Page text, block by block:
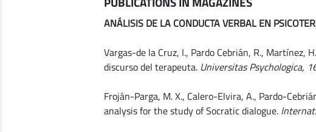
ANÁLISIS DE LA CONDUCTA VERBAL EN
Vargas-de la Cruz, I., Pardo Cebrián, R., Martínez,
discurso del terapeuta. Universitas Psychologica,
Froján-Parga, M. X., Calero-Elvira, A., Pardo-
analysis for the study of Socratic dialogue.